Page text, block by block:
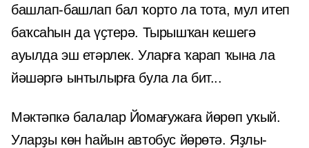
башлап-башлап бал ҡорто ла тота, мул итеп
баҡсаһын да үҫтерә. Тырышҡан кешегә
ауылда эш етәрлек. Уларға ҡарап ҡына ла
йәшәргә ынтылырға була ла бит...
Мәктәпкә балалар Йомағужаға йөрөп уҡый.
Уларҙы көн һайын автобус йөрөтә. Яҙлы-